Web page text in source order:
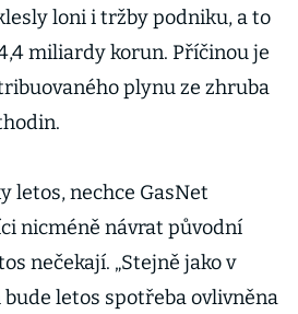
loni i tržby podniku, a to
miliardy korun. Příčinou je
plynu ze zhruba
letos, nechce GasNet
nicméně návrat původní
nečekají. „Stejně jako v
letos spotřeba ovlivněna